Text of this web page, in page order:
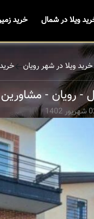
ویلا در شمال خرید
خرید ویلا در شهر رویان
- رویان -